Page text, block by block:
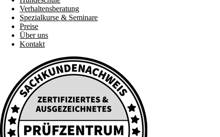
Verhaltensberatung
Spezialkurse & Seminare
Preise
Über uns
Kontakt